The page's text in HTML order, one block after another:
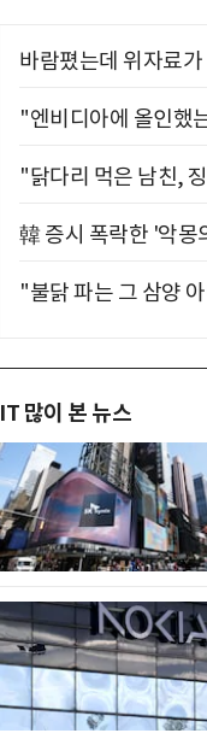
바람폈는데 위자료
"엔비디아에 올인했
"닭다리 먹은 남친,
韓 증시 폭락한 '악몽
"불닭 파는 그 삼양
IT 많이 본 뉴스